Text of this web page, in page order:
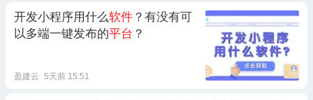
开发小程序用什么软件 ？有没有可
以多端一键发布的平台 ？
盈建云 5天前 15:51